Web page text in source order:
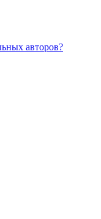
авторов?